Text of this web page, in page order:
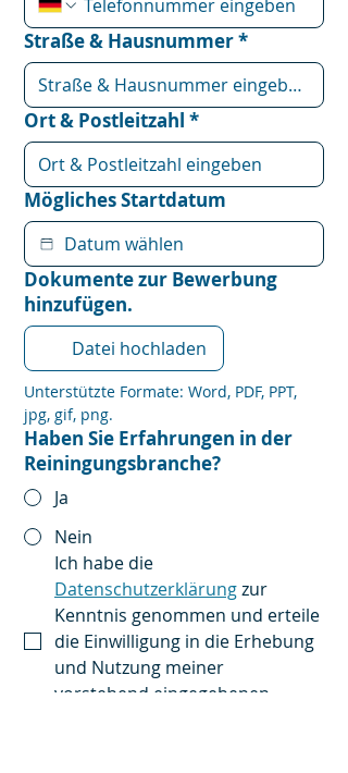
Straße & Hausnummer*
Ort & Postleitzahl *
Mögliches Startdatum
Dokumente zur Bewerbung
hinzufügen.
Datei hochladen
Unterstützte Formate: Word, PDF, PPT,
jpg, gif, png.
Haben Sie Erfahrungen in der
Reiningungsbranche?
Ja
Nein
Datenschutzerklärung zur
Kenntnis genommen und erteile
die Einwilligung in die Erhebung
und Nutzung meiner
vorstehend eingegebenen